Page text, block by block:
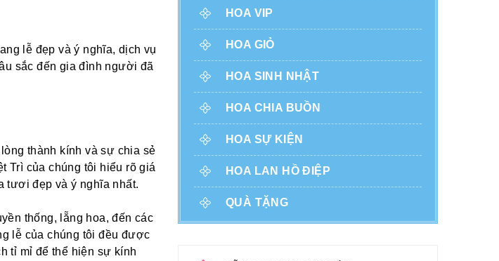
lễ đẹp và ý nghĩa, dịch vụ
sắc đến gia đình người đã
thành kính và sự chia sẻ
Trì của chúng tôi hiểu rõ giá
tươi đẹp và ý nghĩa nhất.
thống, lẵng hoa, đến các
lễ của chúng tôi đều được
tỉ mỉ để thể hiện sự kính
HOA VIP
HOA GIỎ
HOA SINH NHẬT
HOA CHIA BUỒN
HOA SỰ KIỆN
HOA LAN HỒ ĐIỆP
QUÀ TẶNG